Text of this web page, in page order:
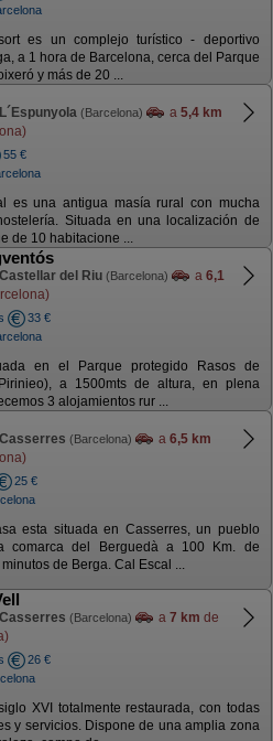
es un complejo turístico - deportivo
a 1 hora de Barcelona, cerca del Parque
y más de 20 ...
L´Espunyola (Barcelona) a 5,4 km
55 €
es una antigua masía rural con mucha
Situada en una localización de
de 10 habitacione ...
Castellar del Riu (Barcelona) a 6,1
33 €
en el Parque protegido Rasos de
a 1500mts de altura, en plena
3 alojamientos rur ...
Casserres (Barcelona) a 6,5 km
25 €
esta situada en Casserres, un pueblo
comarca del Berguedà a 100 Km. de
de Berga. Cal Escal ...
Casserres (Barcelona) a 7 km de
26 €
XVI totalmente restaurada, con todas
y servicios. Dispone de una amplia zona